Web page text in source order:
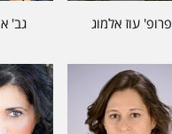
פרופ' עוז אלמוג גב'